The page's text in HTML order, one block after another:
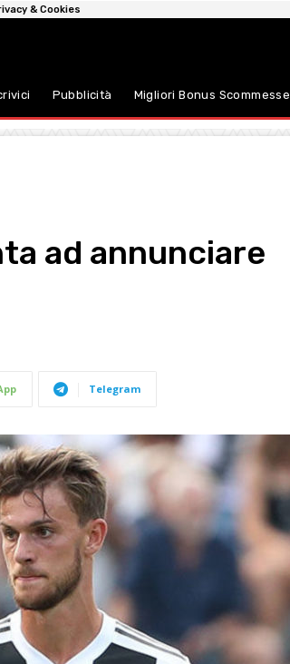
& Cookies
Pubblicità Migliori Bonus Scommesse
ad annunciare
Telegram